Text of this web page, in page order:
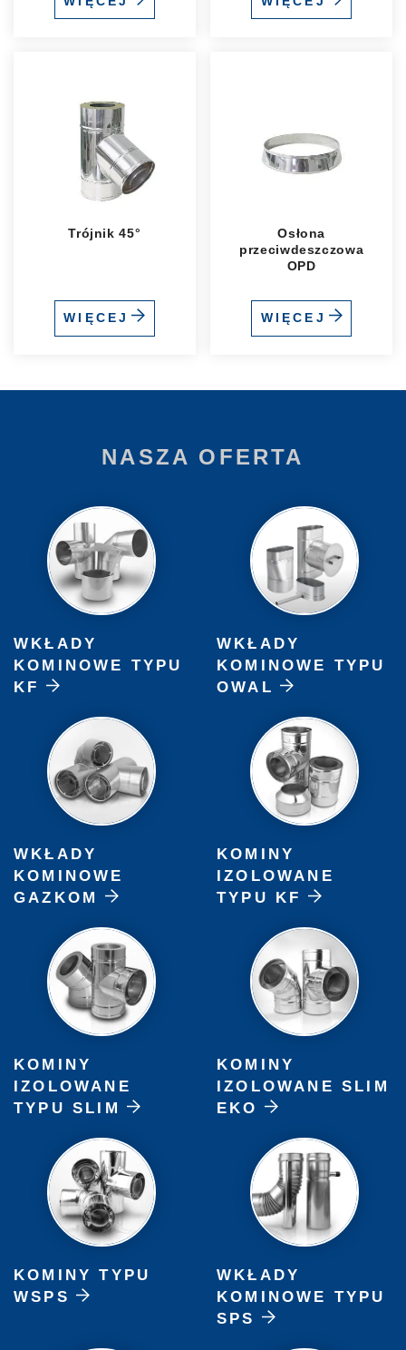
Trójnik 45°
WIĘCEJ
Osłona
przeciwdeszczowa
OPD
WIĘCEJ
NASZA OFERTA
WKŁADY
KOMINOWE TYPU
KF
WKŁADY
KOMINOWE TYPU
OWAL
WKŁADY
KOMINOWE
GAZKOM
KOMINY
IZOLOWANE
TYPU KF
KOMINY
IZOLOWANE
TYPU SLIM
KOMINY
IZOLOWANE SLIM
EKO
KOMINY TYPU
WSPS
WKŁADY
KOMINOWE TYPU
SPS